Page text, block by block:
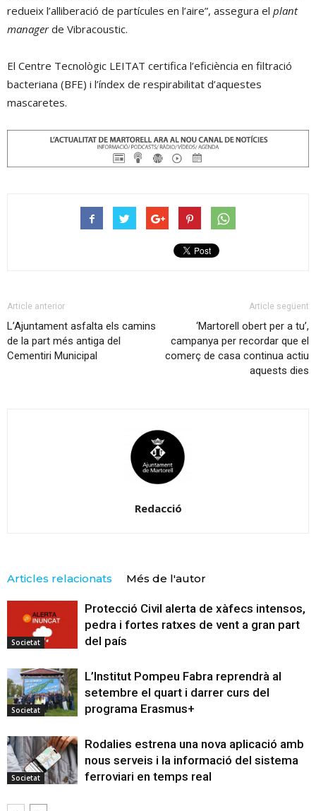
redueix l’alliberació de partícules en l’aire”, assegura el plant
managerde Vibracoustic.
El Centre Tecnològic LEITAT certifica l’eficiència en filtració
bacteriana (BFE) i l’índex de respirabilitat d’aquestes
mascaretes.
Article anterior
L’Ajuntament asfalta els camins
de la part més antiga del
Cementiri Municipal
Article següent
‘Martorell obert per a tu’,
campanya per recordar que el
comerç de casa continua actiu
aquests dies
Redacció
Articles relacionats Més de l'autor
Societat
Protecció Civil alerta de xàfecs intensos,
pedra i fortes ratxes de vent a gran part
del país
Societat
L’Institut Pompeu Fabra reprendrà al
setembre el quart i darrer curs del
programa Erasmus+
Societat
Rodalies estrena una nova aplicació amb
nous serveis i la informació del sistema
ferroviari en temps real